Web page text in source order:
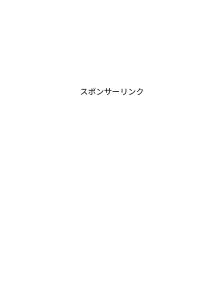
スポンサーリンク